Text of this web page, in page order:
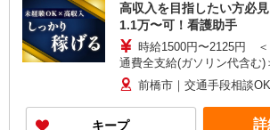
高収入を目指したい方必
1.1万〜可！看護助手
時給1500円〜2125円
通費全支給(ガソリン代含む)
前橋市｜交通手段相談
キープ 詳